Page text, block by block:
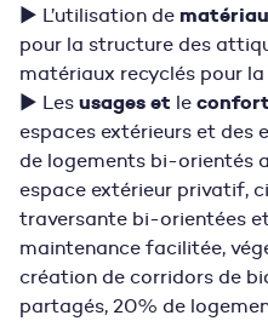
▶ L’utilisation de
pour la structure des
matériaux recyclés pour
▶ Les usageset le confort
espaces extérieurs et des
de logements bi-orientés
espace extérieur privatif,
traversante bi-orientées
maintenance facilitée,
création de corridors de
partagés, 20% de